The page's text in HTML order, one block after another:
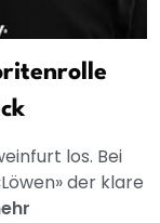
los. Bei
der klare